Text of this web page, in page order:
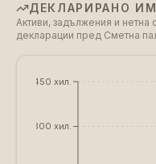
ДЕКЛАРИРАНО
Активи, задължения и нетна
декларации пред Сметна
€300 хил.
€450 хил.